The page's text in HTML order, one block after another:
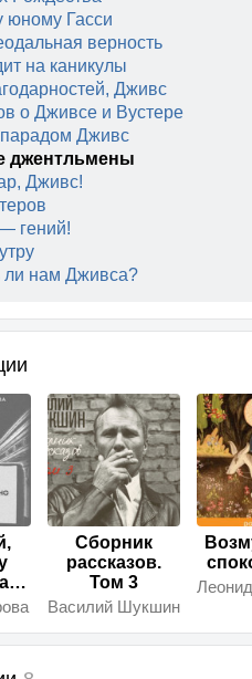
юному Гасси
верность
на каникулы
Дживс
о Дживсе и Вустере
Дживс
джентльмены
Дживс!
гений!
ли нам Дживса?
Сборник
рассказов.
Том 3
Василий Шукшин